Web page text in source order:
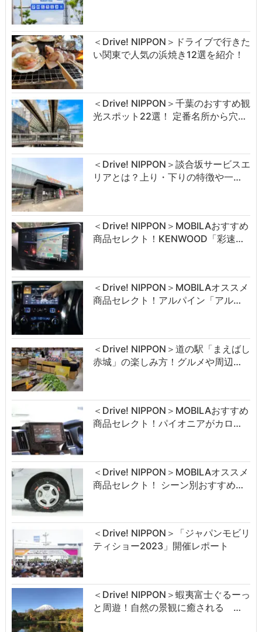
＜Drive! NIPPON＞ドライブで行きた
い関東で人気の浜焼き12選を紹介！
＜Drive! NIPPON＞千葉のおすすめ観
光スポット22選！ 定番名所から穴…
＜Drive! NIPPON＞談合坂サービスエ
リアとは？上り・下りの特徴や一…
＜Drive! NIPPON＞MOBILAおすすめ
商品セレクト！KENWOOD「彩速…
＜Drive! NIPPON＞MOBILAオススメ
商品セレクト！アルパイン「アル…
＜Drive! NIPPON＞道の駅「まえばし
赤城」の楽しみ方！グルメや周辺…
＜Drive! NIPPON＞MOBILAおすすめ
商品セレクト！パイオニアがカロ…
＜Drive! NIPPON＞MOBILAオススメ
商品セレクト！ シーン別おすすめ…
＜Drive! NIPPON＞「ジャパンモビリ
ティショー2023」開催レポート
＜Drive! NIPPON＞蝦夷富士ぐるーっ
と周遊！自然の景観に癒される …